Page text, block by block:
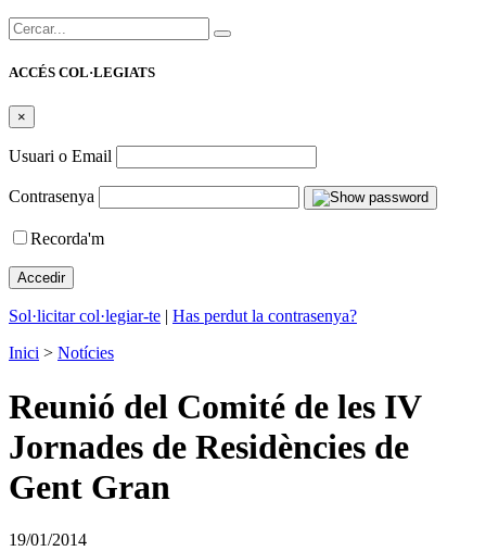
Cercar:
ACCÉS COL·LEGIATS
×
Usuari o Email
Contrasenya
Recorda'm
Sol·licitar col·legiar-te | Has perdut la contrasenya?
Inici > Notícies
Reunió del Comité de les IV
Jornades de Residències de
Gent Gran
19/01/2014